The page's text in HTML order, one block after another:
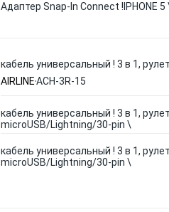
Адаптер Snap-In Connect !IPHONE 5
кабель универсальный ! 3 в 1,
AIRLINEACH-3R-15
кабель универсальный ! 3 в 1,
microUSB/Lightning/30-pin \
кабель универсальный ! 3 в 1,
microUSB/Lightning/30-pin \